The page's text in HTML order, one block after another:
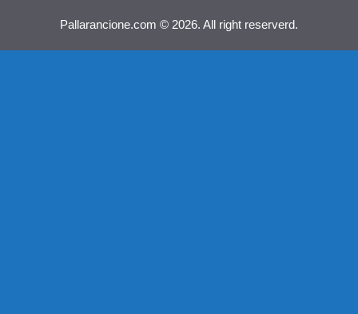
Pallarancione.com © 2026. All right reserverd.